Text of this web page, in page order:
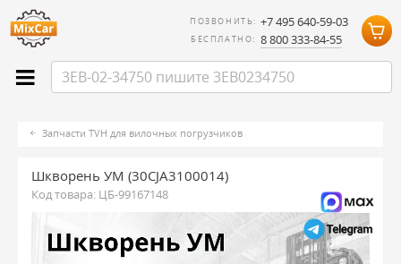
ПОЗВОНИТЬ: +7 495 640-59-03
БЕСПЛАТНО: 8 800 333-84-55
Запчасти TVH для вилочных погрузчиков
Шкворень УМ (30CJA3100014)
Код товара: ЦБ-99167148